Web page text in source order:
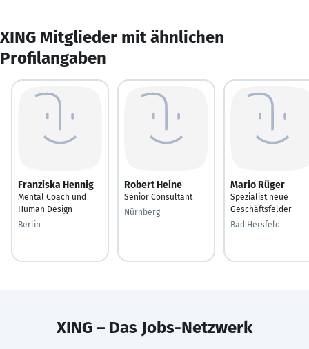
XING Mitglieder mit ähnlichen
Profilangaben
Franziska Hennig
Mental Coach und
Human Design
Berlin
Robert Heine
Senior Consultant
Nürnberg
Mario Rüger
Spezialist neue
Geschäftsfelder
Bad Hersfeld
XING – Das Jobs-Netzwerk